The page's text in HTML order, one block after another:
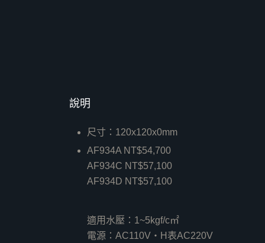
說明
尺寸：120x120x0mm
AF934A NT$54,700
AF934C NT$57,100
AF934D NT$57,100
適用水壓：1~5kgf/c㎡
電源：AC110V‧H表AC220V